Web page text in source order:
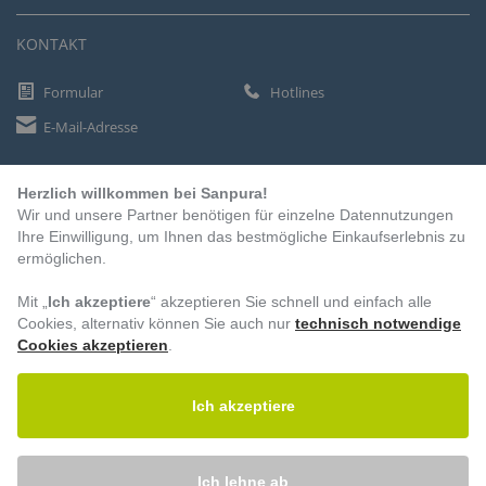
KONTAKT
Formular
Hotlines
E-Mail-Adresse
ZAHLUNGSARTEN
Vorkasse
BESUCHEN SIE UNS
Herzlich willkommen bei Sanpura!
Wir und unsere Partner benötigen für einzelne Datennutzungen
Ihre Einwilligung, um Ihnen das bestmögliche Einkaufserlebnis zu
ermöglichen.
Mit „ Ich akzeptiere“ akzeptieren Sie schnell und einfach alle
Cookies, alternativ können Sie auch nur technisch notwendige
Cookies akzeptieren
Ich akzeptiere
Ich lehne ab